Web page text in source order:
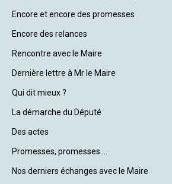
Encore et encore des promesses
Encore des relances
Rencontre avec le Maire
Dernière lettre à Mr le Maire
Qui dit mieux ?
La démarche du Député
Des actes
Promesses, promesses....
Nos derniers échanges avec le Maire